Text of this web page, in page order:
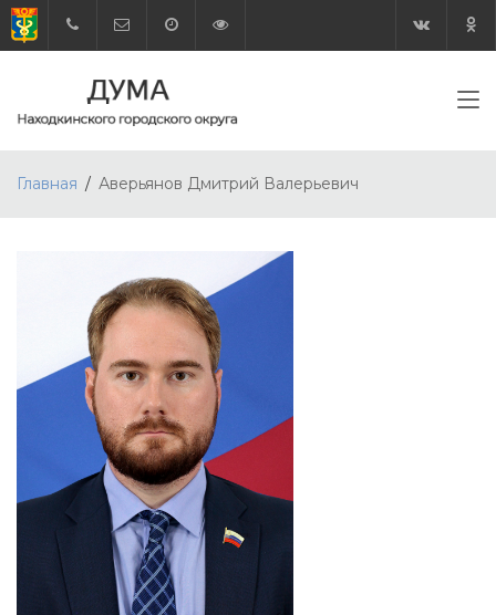
Главная Аверьянов Дмитрий Валерьевич